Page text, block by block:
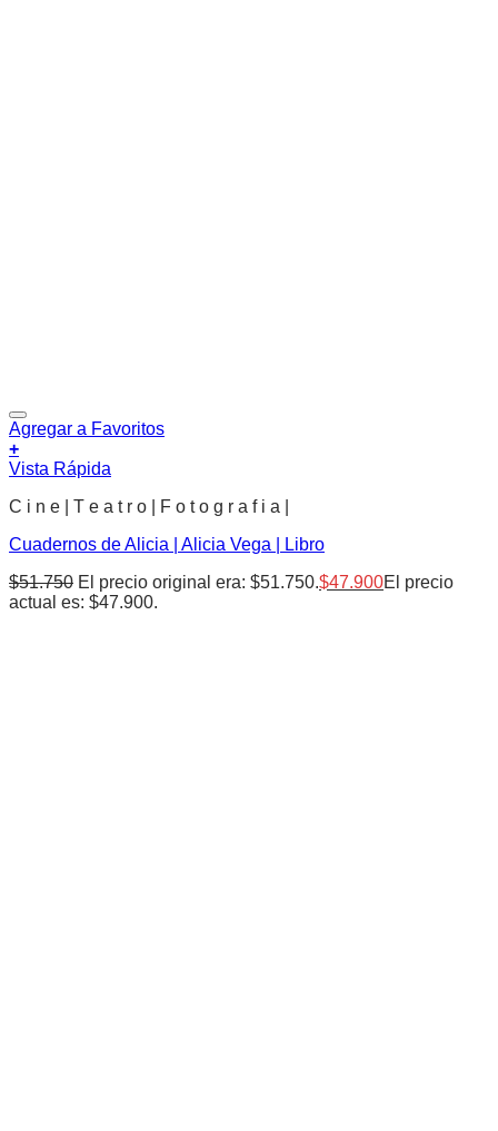
Agregar a Favoritos
+
Vista Rápida
C i n e | T e a t r o | F o t o g r a f i a |
Cuadernos de Alicia | Alicia Vega | Libro
$51.750 El precio original era: $51.750.$47.900El precio
actual es: $47.900.